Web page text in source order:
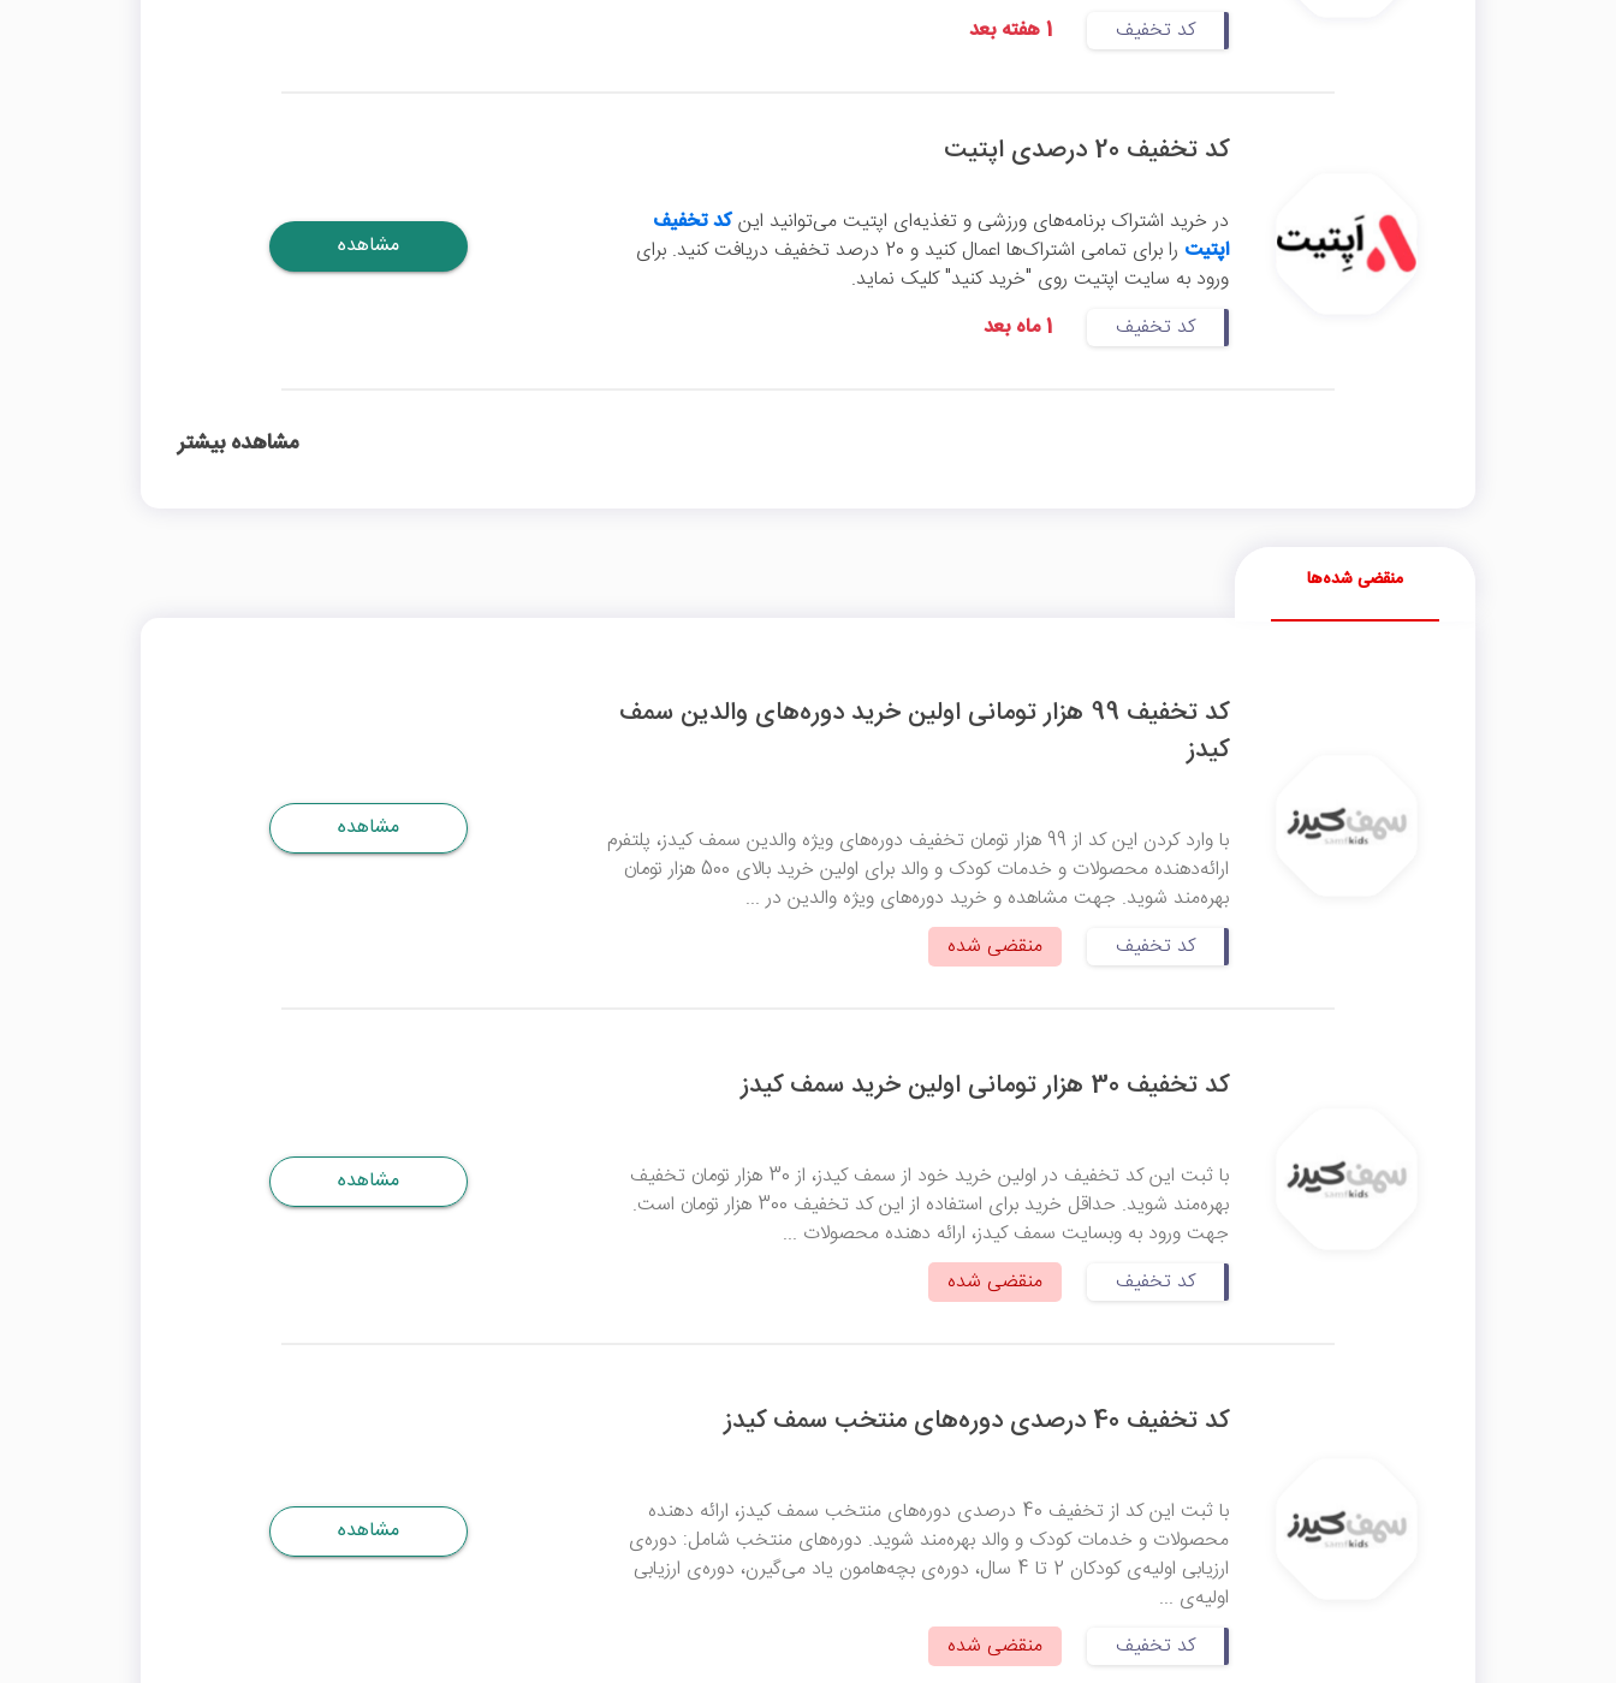
کد تخفیف
1 هفته بعد
کد تخفیف 20 درصدی اپتیت
در خرید اشتراک برنامه‌های ورزشی و تغذیه‌ای اپتیت می‌توانید اینکد تخفیف
اپتیت
را برای تمامی اشتراک‌ها اعمال کنید و 20 درصد تخفیف دریافت کنید. برای
ورود به سایت اپتیت روی "خرید کنید" کلیک نماید.
کد تخفیف
1 ماه بعد
مشاهده
مشاهده بیشتر
منقضی شده‌ها
کد تخفیف 99 هزار تومانی اولین خرید دوره‌های والدین سمف
کیدز
با وارد کردن این کد از 99 هزار تومان تخفیف دوره‌های ویژه والدین سمف کیدز، پلتفرم
ارائه‌دهنده محصولات و خدمات کودک و والد برای اولین خرید بالای 500 هزار تومان
بهره‌مند شوید. جهت مشاهده و خرید دوره‌های ویژه والدین در ...
کد تخفیف
منقضی شده
مشاهده
کد تخفیف 30 هزار تومانی اولین خرید سمف کیدز
با ثبت این کد تخفیف در اولین خرید خود از سمف کیدز، از 30 هزار تومان تخفیف
بهره‌مند شوید. حداقل خرید برای استفاده از این کد تخفیف 300 هزار تومان است.
جهت ورود به وبسایت سمف کیدز، ارائه دهنده محصولات ...
کد تخفیف
منقضی شده
مشاهده
کد تخفیف 40 درصدی دوره‌های منتخب سمف کیدز
با ثبت این کد از تخفیف 40 درصدی دوره‌های منتخب سمف کیدز، ارائه دهنده
محصولات و خدمات کودک و والد بهره‌مند شوید. دوره‌های منتخب شامل: دوره‌ی
ارزیابی اولیه‌ی کودکان 2 تا 4 سال، دوره‌ی بچه‌هامون یاد می‌گیرن، دوره‌‌ی ارزیابی
اولیه‌ی ...
کد تخفیف
منقضی شده
مشاهده